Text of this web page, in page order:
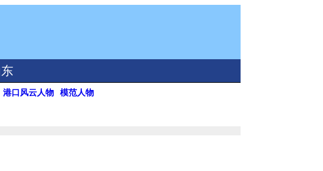
港口风云人物
模范人物